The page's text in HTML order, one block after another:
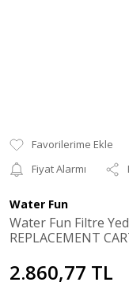
Fiyat Alarmı
Water Fun
Water Fun Filtre
REPLACEMENT
2.860,77 TL